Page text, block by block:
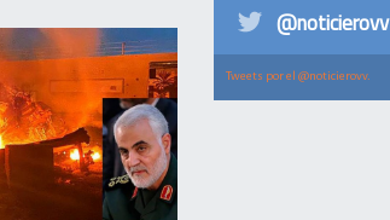
@noticierovv
Tweets por el @noticierovv.